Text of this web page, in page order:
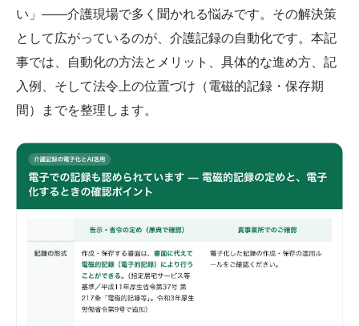
い」――介護現場で多く聞かれる悩みです。その解決策
として広がっているのが、介護記録の自動化です。本記
事では、自動化の方法とメリット、具体的な進め方、記
入例、そして法令上の位置づけ（電磁的記録・保存期
間）までを整理します。